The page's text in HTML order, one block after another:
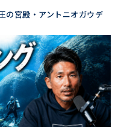
の宮殿・アントニオガウデ